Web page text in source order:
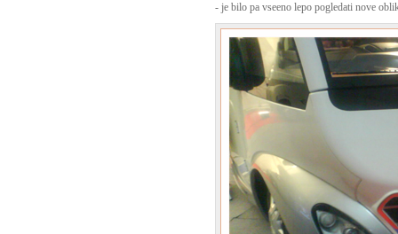
- je bilo pa vseeno lepo pogledati nove